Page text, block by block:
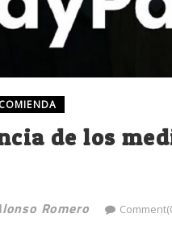
de los
Romero